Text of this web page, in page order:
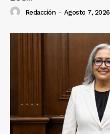
Redacción - Agosto 7, 2026